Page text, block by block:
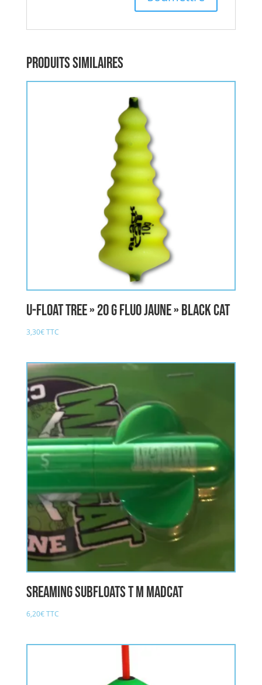
Produits similaires
U-Float Tree » 20 g fluo jaune » BLACK CAT
3,30€TTC
Sreaming Subfloats T M MADCAT
6,20€TTC